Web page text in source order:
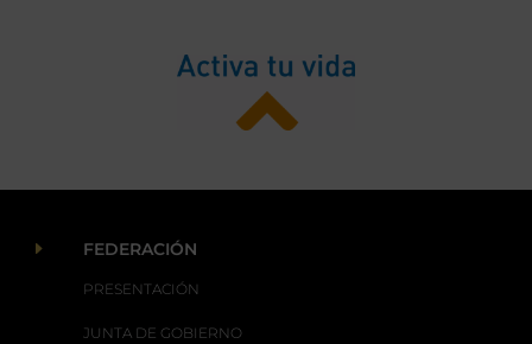
E FEDERACIÓN
PRESENTACIÓN
JUNTA DE GOBIERNO